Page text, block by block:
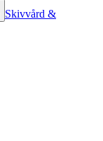
Skivvård &